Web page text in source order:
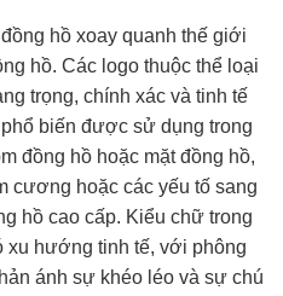
hồ xoay quanh thế giới
hồ. Các logo thuộc thể loại
trọng, chính xác và tinh tế
biến được sử dụng trong
đồng hồ hoặc mặt đồng hồ,
cương hoặc các yếu tố sang
hồ cao cấp. Kiểu chữ trong
xu hướng tinh tế, với phông
ánh sự khéo léo và sự chú